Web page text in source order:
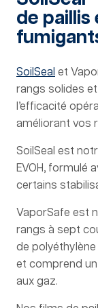
de paillis
SoilSeal et
rangs solides
l’efficacité
améliorant vos
SoilSeal est
EVOH, formulé
certains
VaporSafe est
rangs à sept
de
et comprend un
aux gaz.